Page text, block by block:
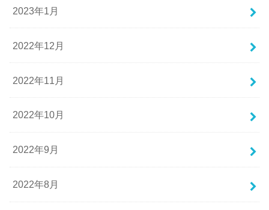
2023年1月
2022年12月
2022年11月
2022年10月
2022年9月
2022年8月